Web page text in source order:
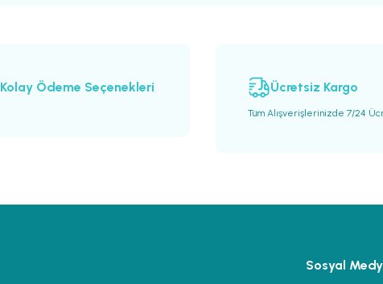
Kolay Ödeme Seçenekleri Ücretsiz Kargo
Tüm Alışverişlerinizde 7/24
Sosyal